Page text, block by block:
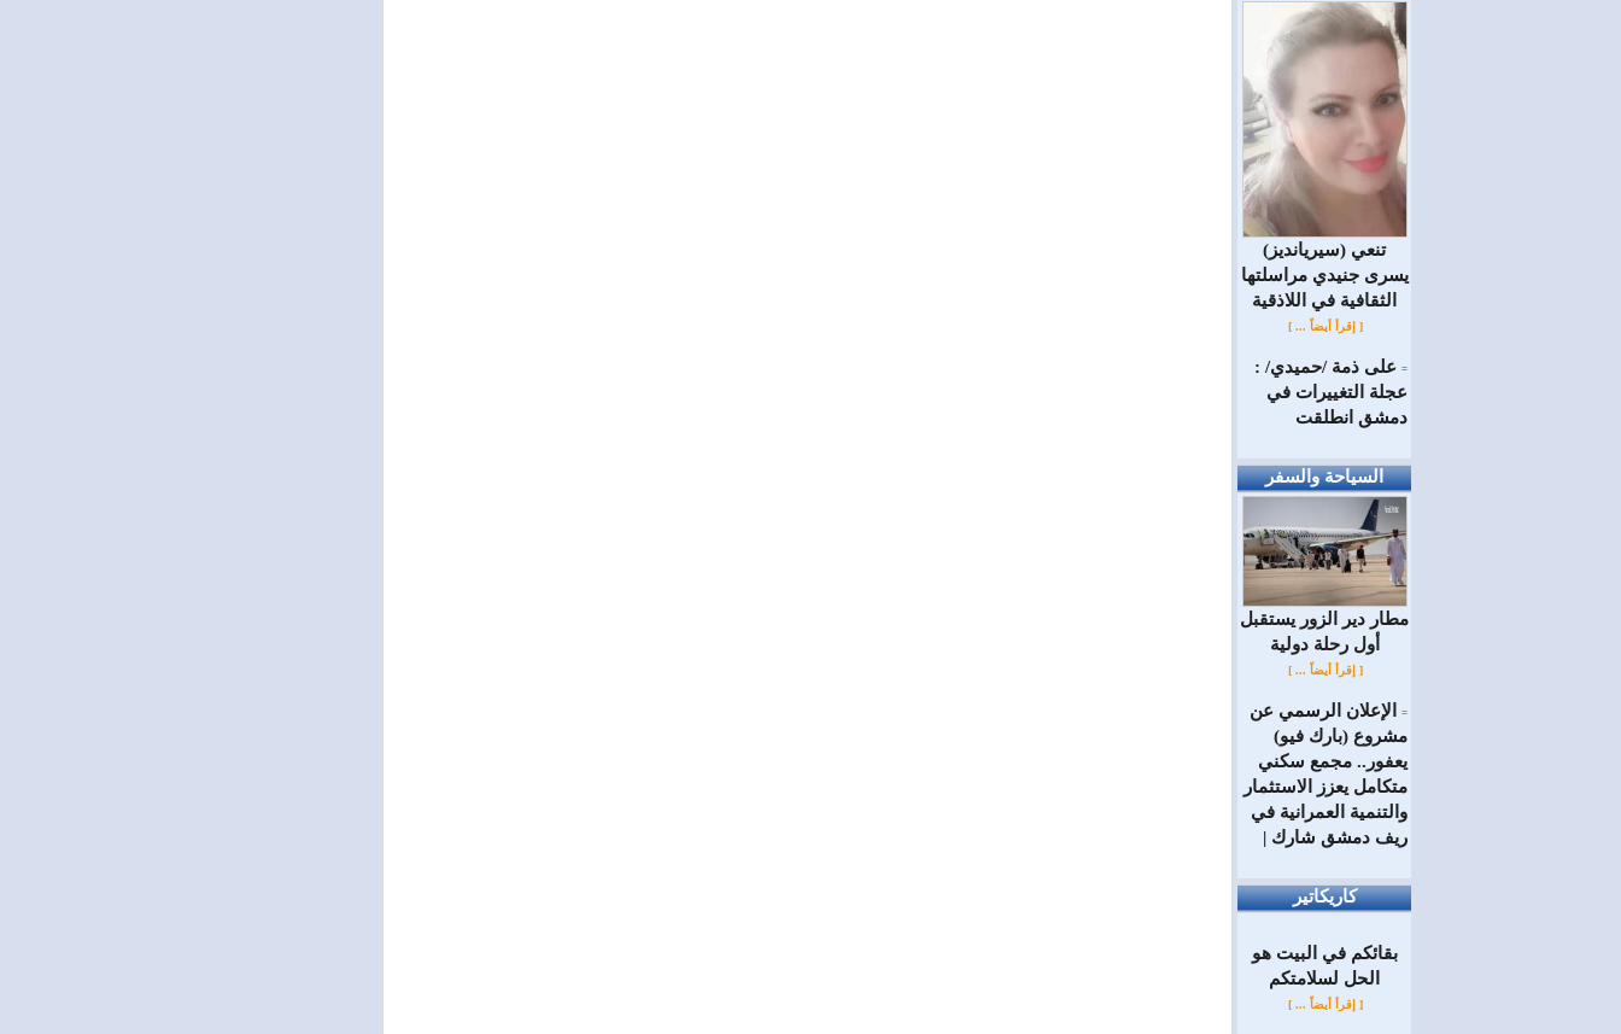
(سيريانديز) تنعي
يسرى جنيدي مراسلتها
الثقافية في اللاذقية
[ إقرأ أيضاً ... ]
= على ذمة /حميدي/ :
عجلة التغييرات في
دمشق انطلقت
السياحة والسفر
مطار دير الزور يستقبل
أول رحلة دولية
[ إقرأ أيضاً ... ]
=
الإعلان الرسمي عن
مشروع (بارك فيو)
يعفور.. مجمع سكني
متكامل يعزز الاستثمار
والتنمية العمرانية في
ريف دمشق شارك |
كاريكاتير
بقائكم في البيت هو
الحل لسلامتكم
[ إقرأ أيضاً ... ]